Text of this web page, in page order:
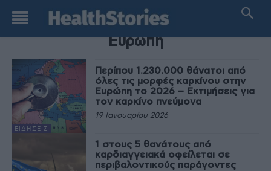
TAG
Ευρώπη
ΕΙΔΉΣΕΙΣ
Περίπου 1.230.000 θάνατοι από
όλες τις μορφές καρκίνου στην
Ευρώπη το 2026 – Εκτιμήσεις για
τον καρκίνο πνεύμονα
19 Ιανουαρίου 2026
1 στους 5 θανάτους από
καρδιαγγειακά οφείλεται σε
περιβαλοντικούς παράγοντες